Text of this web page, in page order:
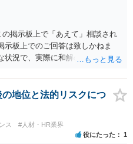
と、３年の消滅時効の壁に阻ま
までは難しいかもしれません。
と思われます。会社法第３３９
いて、法律により設けられた特
あっても、時効期間の観点から
策を講じておくべきかと思いま
これで終わりにさせていただぎ
法律事務所に赴いて弁護士に直
さい。
掲示板上で「あえて」相談され
示板上でのご回答は致しかねま
状況で、実際に和解のお話も進ん
、裁判の流れ、判決となったと
解に関する要求の妥当性を部分
できません。 セカンドオピニオ
と質問されるよりも、 実際に訴
接弁護士事務所にてご相談され
地位と法的リスクにつ
ス #人材・HR業界
役にたった 1